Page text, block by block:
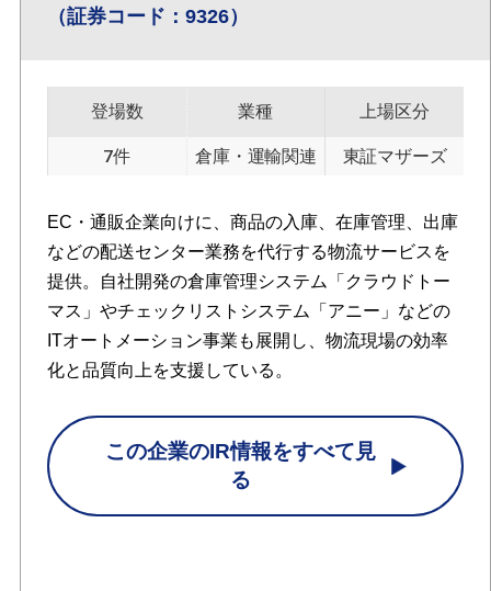
（証券コード：9326）
登場数
7件
業種
倉庫・運輸関連
上場区分
東証マザーズ
EC・通販企業向けに、商品の入庫、在庫管理、出庫
などの配送センター業務を代行する物流サービスを
提供。自社開発の倉庫管理システム「クラウドトー
マス」やチェックリストシステム「アニー」などの
ITオートメーション事業も展開し、物流現場の効率
化と品質向上を支援している。
この企業のIR情報をすべて見
る